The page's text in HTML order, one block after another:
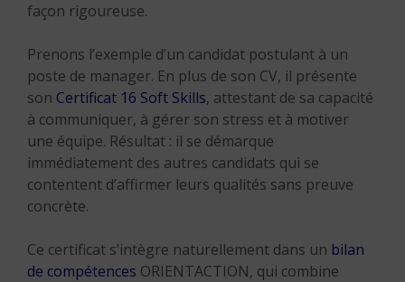
façon rigoureuse.
Prenons l’exemple d’un candidat postulant à un
poste de manager. En plus de son CV, il présente
son Certificat 16 Soft Skills, attestant de sa capacité
à communiquer, à gérer son stress et à motiver
une équipe. Résultat : il se démarque
immédiatement des autres candidats qui se
contentent d’affirmer leurs qualités sans preuve
concrète.
Ce certificat s’intègre naturellement dans un bilan
de compétences ORIENTACTION, qui combine